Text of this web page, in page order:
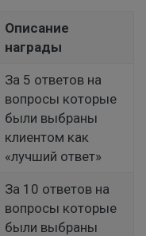
Описание
награды
За 5 ответов на
вопросы которые
были выбраны
клиентом как
«лучший ответ»
За 10 ответов на
вопросы которые
были выбраны